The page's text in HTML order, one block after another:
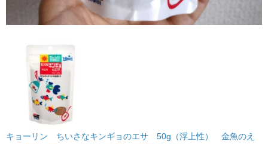
キョーリン ちいさなキンギョのエサ 50g（浮上性） 金魚のえ